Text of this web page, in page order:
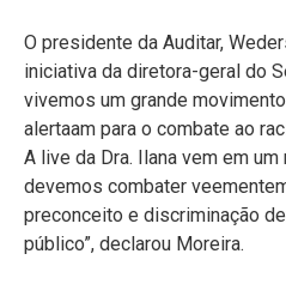
O presidente da Auditar,
iniciativa da diretora-geral do
vivemos um grande
alertaam para o combate ao
A live da Dra. Ilana vem em
devemos combater
preconceito e discriminação
público”, declarou Moreira.